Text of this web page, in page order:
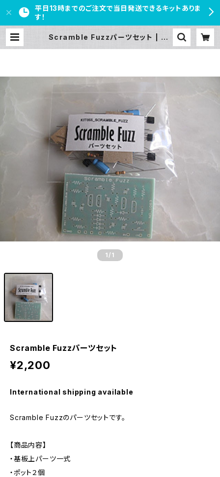
平日13時までのご注文で当日発送できるキットありま
す！
Scramble Fuzzパーツセット | PE
1 /1
Scramble Fuzzパーツセット
¥2,200
International shipping available
Scramble Fuzzのパーツセットです。
【商品内容】
・基板上パーツ一式
・ポット２個